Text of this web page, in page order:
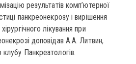
результатів комп’ютерної
панкреонекрозу і вирішення
лікування при
доповідав А.А. Литвин,
Панкреатологів.